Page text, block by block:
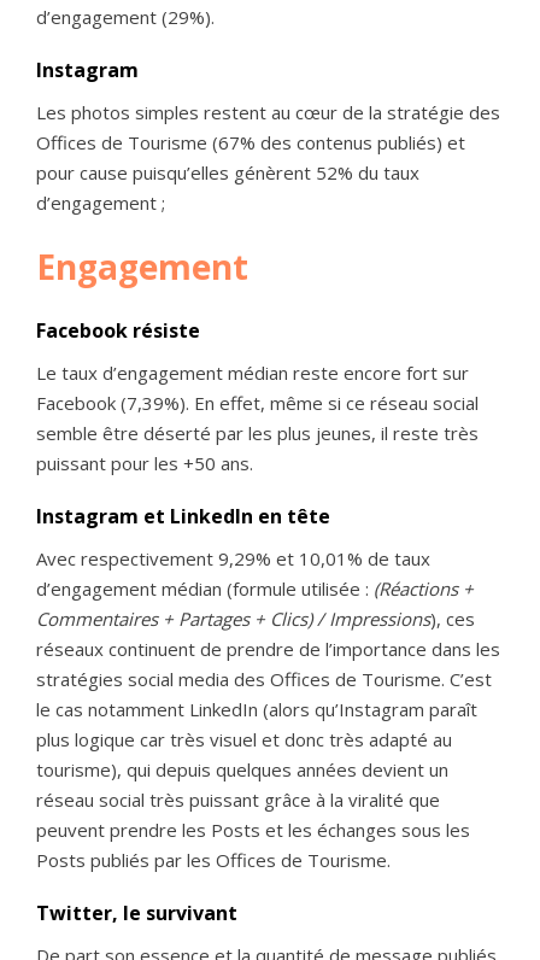
d’engagement (29%).
Instagram
Les photos simples restent au cœur de la stratégie des
Offices de Tourisme (67% des contenus publiés) et
pour cause puisqu’elles génèrent 52% du taux
d’engagement ;
Engagement
Facebook résiste
Le taux d’engagement médian reste encore fort sur
Facebook (7,39%). En effet, même si ce réseau social
semble être déserté par les plus jeunes, il reste très
puissant pour les +50 ans.
Instagram et LinkedIn en tête
Avec respectivement 9,29% et 10,01% de taux
d’engagement médian (formule utilisée : (Réactions +
Commentaires + Partages + Clics) / Impressions), ces
réseaux continuent de prendre de l’importance dans les
stratégies social media des Offices de Tourisme. C’est
le cas notamment LinkedIn (alors qu’Instagram paraît
plus logique car très visuel et donc très adapté au
tourisme), qui depuis quelques années devient un
réseau social très puissant grâce à la viralité que
peuvent prendre les Posts et les échanges sous les
Posts publiés par les Offices de Tourisme.
Twitter, le survivant
De part son essence et la quantité de message publiés,